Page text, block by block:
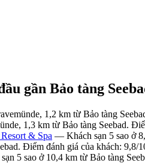
gần Bảo tàng
1,2 km từ Bảo tàng
1,3 km từ Bảo tàng Seebad.
& Spa — Khách sạn 5 sao ở
Điểm đánh giá của khách: 9,8/
5 sao ở 10,4 km từ Bảo tàng